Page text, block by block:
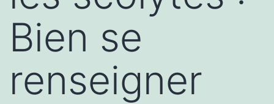
Bien se
renseigner